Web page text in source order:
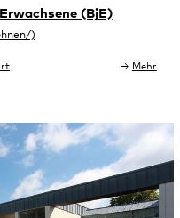
(BjE)
Mehr